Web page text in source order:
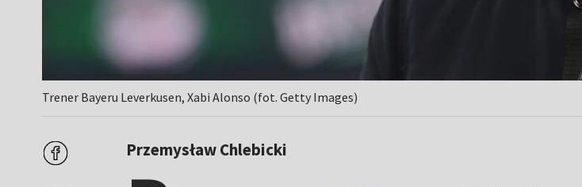
Trener Bayeru Leverkusen, Xabi Alonso (fot. Getty Images)
Przemysław Chlebicki